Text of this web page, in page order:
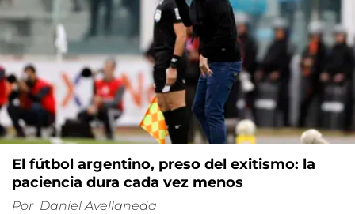
El fútbol argentino, preso del exitismo: la
paciencia dura cada vez menos
Por Daniel Avellaneda